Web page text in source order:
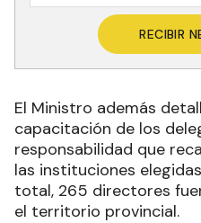
RECIBIR
El Ministro además
capacitación de los
responsabilidad que
las instituciones
total, 265 directores
el territorio provincial.